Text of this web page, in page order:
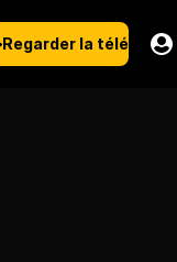
Regarder la télé